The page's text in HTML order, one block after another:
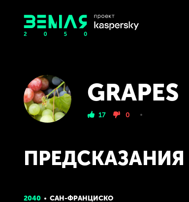
GRAPES
17 0
ПРЕДСКАЗАНИЯ
2040 САН-ФРАНЦИСКО